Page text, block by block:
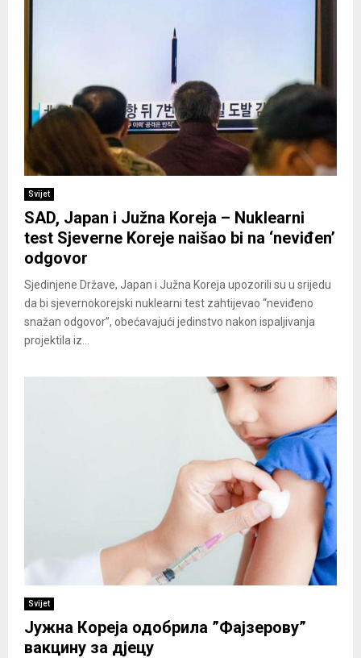
Svijet
SAD, Japan i Južna Koreja – Nuklearni
test Sjeverne Koreje naišao bi na ‘neviđen’
odgovor
Sjedinjene Države, Japan i Južna Koreja upozorili su u srijedu
da bi sjevernokorejski nuklearni test zahtijevao “neviđeno
snažan odgovor”, obećavajući jedinstvo nakon ispaljivanja
projektila iz...
Svijet
Јужна Кореја одобрила ”Фајзерову”
вакцину за дјецу